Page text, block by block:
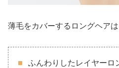
薄毛をカバーするロングヘア
ふんわりしたレイヤーロ